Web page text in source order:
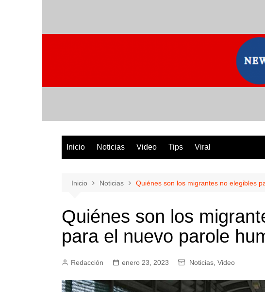
Inicio Noticias Video Tips Viral
Inicio Noticias Quiénes son los migrantes no elegibles
Quiénes son los
para el nuevo parole
Redacción enero 23, 2023 Noticias Video